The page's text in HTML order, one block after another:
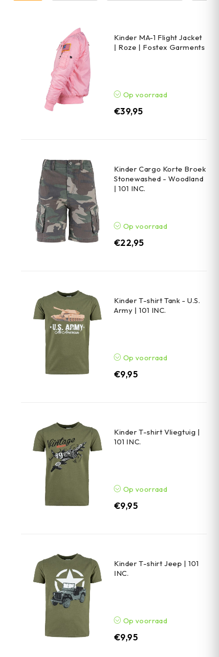
Kinder MA-1 Flight Jacket
| Roze | Fostex Garments
Op voorraad
€39,95
Kinder Cargo Korte Broek
Stonewashed - Woodland
| 101 INC.
Op voorraad
€22,95
Kinder T-shirt Tank - U.S.
Army | 101 INC.
Op voorraad
€9,95
Kinder T-shirt Vliegtuig |
101 INC.
Op voorraad
€9,95
Kinder T-shirt Jeep | 101
INC.
Op voorraad
€9,95